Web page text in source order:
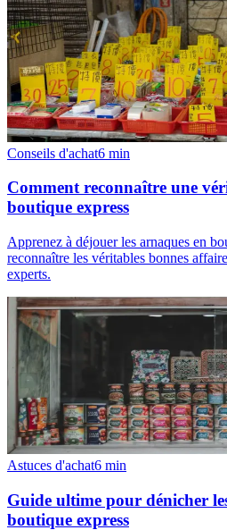
Conseils d'achat6 min
Comment reconnaître une
boutique express
Apprenez à déjouer les arnaques en
reconnaître les véritables bonnes
experts.
Astuces d'achat6 min
Guide ultime pour dénicher
boutique express